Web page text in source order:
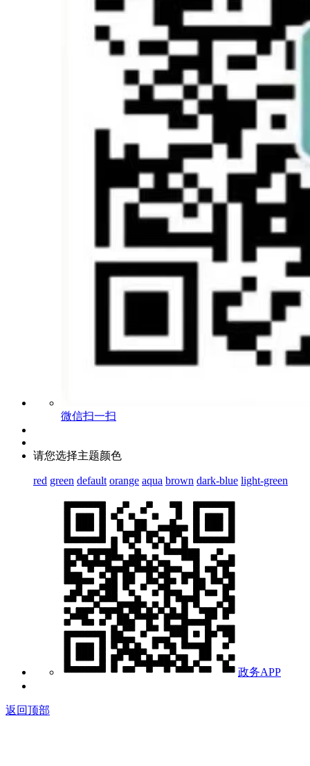
微信扫一扫
请您选择主题颜色
red green default orange aqua brown dark-blue light-green
政务APP
返回顶部